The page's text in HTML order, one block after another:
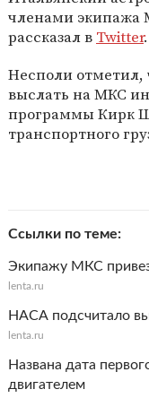
членами экипажа
рассказал в Twitter.
Несполи отметил,
выслать на МКС
программы Кирк
транспортного
Ссылки по теме
Экипажу МКС
lenta.ru
НАСА подсчитало
lenta.ru
Названа дата
двигателем